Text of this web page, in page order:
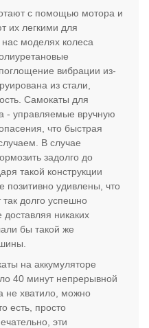
с помощью мотора и
их легкими для
моделях колеса
вибрации из-
из стали,
Самокаты для
- управляемые вручную
что быстрая
В случае
задолго до
такой конструкции
позитивно удивлены, что
так долго успешно
никаких
бы такой же
на аккумуляторе
40 минут непрерывной
не хватило, можно
есть, просто
эти